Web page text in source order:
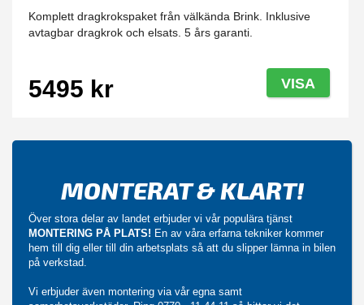
Komplett dragkrokspaket från välkända Brink. Inklusive
avtagbar dragkrok och elsats. 5 års garanti.
5495 kr VISA
MONTERAT & KLART!
Över stora delar av landet erbjuder vi vår populära tjänst
MONTERING PÅ PLATS! En av våra erfarna tekniker kommer
hem till dig eller till din arbetsplats så att du slipper lämna in bilen
på verkstad.
Vi erbjuder även montering via vår egna samt